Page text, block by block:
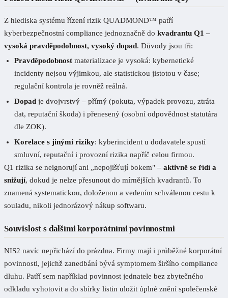
Z hlediska systému řízení rizik QUADMOND™ patří
kyberbezpečnostní compliance jednoznačně do kvadrantu Q1 –
vysoká pravděpodobnost, vysoký dopad. Důvody jsou tři:
Pravděpodobnost materializace je vysoká: kybernetické
incidenty nejsou výjimkou, ale statistickou jistotou v čase;
regulační kontrola je rovněž reálná.
Dopad je dvojvrstvý – přímý (pokuta, výpadek provozu, ztráta
dat, reputační škoda) i přenesený (osobní odpovědnost statutára
dle ZOK).
Korelace s jinými riziky: kyberincident u dodavatele spustí
smluvní, reputační i provozní rizika napříč celou firmou.
Q1 rizika se neignorují ani „nepojišťují bokem" – aktivně se řídí a
snižují, dokud je nelze přesunout do mírnějších kvadrantů. To
znamená systematickou, doloženou a vedením schválenou cestu k
souladu, nikoli jednorázový nákup softwaru.
Souvislost s dalšími korporátními povinnostmi
NIS2 navíc nepřichází do prázdna. Firmy mají i průběžné korporátní
povinnosti, jejichž zanedbání bývá symptomem širšího compliance
dluhu. Patří sem například povinnost jednatele bez zbytečného
odkladu vyhotovit a do sbírky listin uložit úplné znění společenské